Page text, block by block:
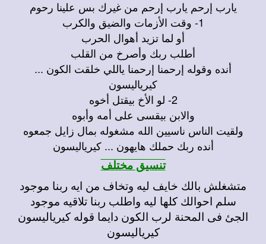
يارب إرحم يارب إرحم من غيرك بس علينا رحوم
1- وقت الأزمات والضيق والكرب
أو لما تزيد أهوال الحرب
أطلب ربك وأصرخ من القلب
أنده وقوله إرحمنا إرحمنا ياللي خلقت الكون ...
كيرياليسون
2- لو الأخ بيقتل أخوه
والابن بيقسى على أمه وأبوه
ولقيت الناس ناسيين الله مشغوله بمال زايل جمعوه
أنده ربك حملك هايهون ... كيرياليسون
تنسيق مختلف
متشغلش بالك خايف ليه وتخاف من ايه ربنا موجود
سلم احوالك كلها ليه واطلب ربنا تلاقيه موجود
الجئ فى المحنة لرب الكون دايما قوله كيرياليسون
كيرياليسون